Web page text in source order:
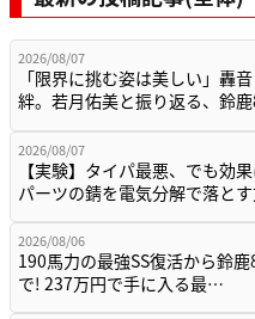
2026/08/07
「限界に挑む姿は美しい」轟
絆。若月佑美と振り返る、鈴
2026/08/07
【実験】タイパ最悪、でも効
パーツの錆を電気分解で落と
2026/08/06
190馬力の最強SS復活から鈴
で! 237万円で手に入る最…